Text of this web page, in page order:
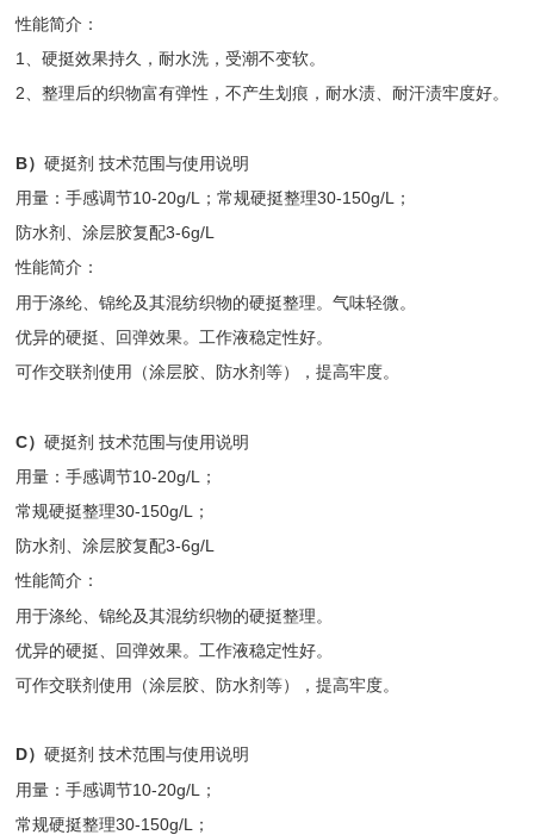
性能简介：
1、硬挺效果持久，耐水洗，受潮不变软。
2、整理后的织物富有弹性，不产生划痕，耐水渍、耐汗渍牢度好。
B）硬挺剂 技术范围与使用说明
用量：手感调节10-20g/L；常规硬挺整理30-150g/L；
防水剂、涂层胶复配3-6g/L
性能简介：
用于涤纶、锦纶及其混纺织物的硬挺整理。气味轻微。
优异的硬挺、回弹效果。工作液稳定性好。
可作交联剂使用（涂层胶、防水剂等），提高牢度。
C）硬挺剂 技术范围与使用说明
用量：手感调节10-20g/L；
常规硬挺整理30-150g/L；
防水剂、涂层胶复配3-6g/L
性能简介：
用于涤纶、锦纶及其混纺织物的硬挺整理。
优异的硬挺、回弹效果。工作液稳定性好。
可作交联剂使用（涂层胶、防水剂等），提高牢度。
D）硬挺剂 技术范围与使用说明
用量：手感调节10-20g/L；
常规硬挺整理30-150g/L；